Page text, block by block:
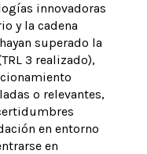
innovadoras
y la cadena
superado la
3 realizado),
o relevantes,
en entorno
en